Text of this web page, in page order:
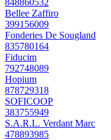
Bellee Zaffiro
399156009
Fonderies De Sougland
835780164
Fiducim
792748089
Hopium
878729318
SOFICOOP
383755949
S.A.R.L. Verdant Marc
478893985